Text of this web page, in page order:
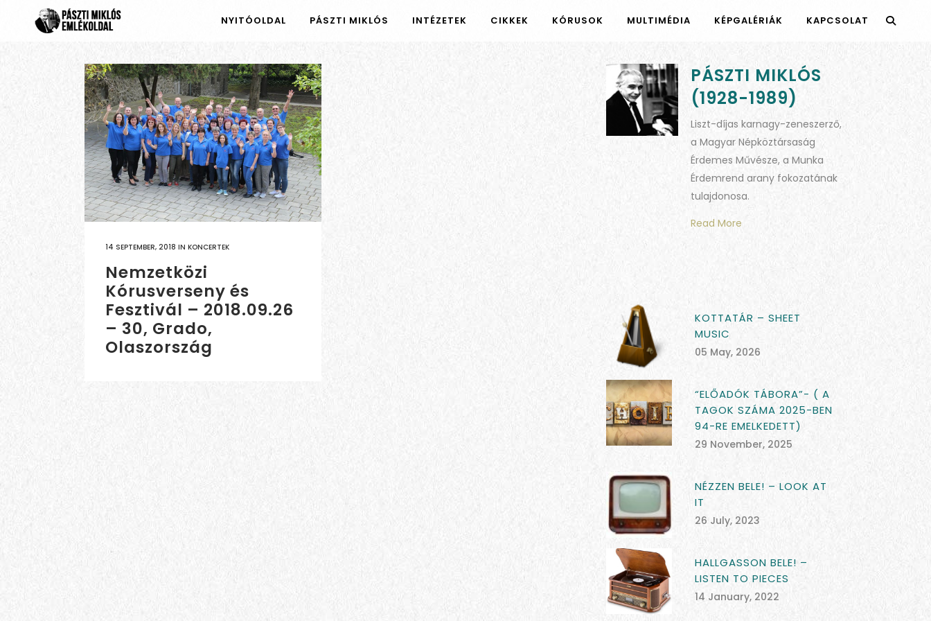
NYITÓOLDAL PÁSZTI MIKLÓS INTÉZETEK CIKKEK KÓRUSOK MULTIMÉDIA KÉPGALÉRIÁK KAPCSOLAT
14 SEPTEMBER, 2018 IN KONCERTEK
Nemzetközi
Kórusverseny és
Fesztivál – 2018.09.26
– 30, Grado,
Olaszország
PÁSZTI MIKLÓS
(1928-1989)
Liszt-díjas karnagy-zeneszerző,
a Magyar Népköztársaság
Érdemes Művésze, a Munka
Érdemrend arany fokozatának
tulajdonosa.
Read More
KOTTATÁR – SHEET
MUSIC
05 May, 2026
“ELŐADÓK TÁBORA”- ( A
TAGOK SZÁMA 2025-BEN
94-RE EMELKEDETT)
29 November, 2025
NÉZZEN BELE! – LOOK AT
IT
26 July, 2023
HALLGASSON BELE! –
LISTEN TO PIECES
14 January, 2022